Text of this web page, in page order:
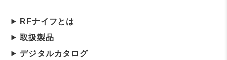
RFナイフとは
取扱製品
デジタルカタログ